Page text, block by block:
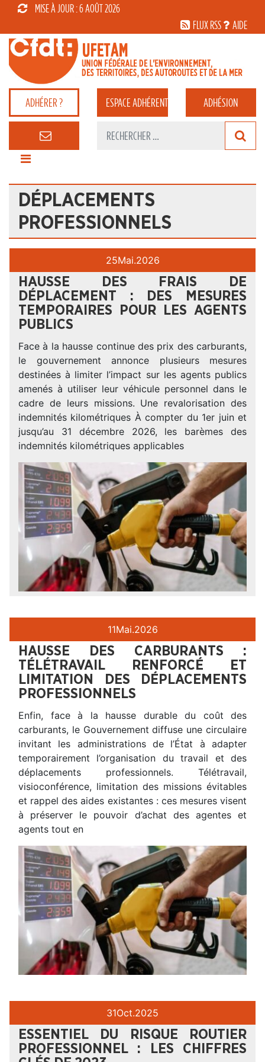
MISE À JOUR : 6 AOÛT 2026
FLUX RSS
AIDE
ADHÉRER ? ESPACEADHÉRENT ADHÉSION
DÉPLACEMENTS
PROFESSIONNELS
25Mai.2026
HAUSSE DES FRAIS DE
DÉPLACEMENT : DES MESURES
TEMPORAIRES POUR LES AGENTS
PUBLICS
Face à la hausse continue des prix des carburants,
le gouvernement annonce plusieurs mesures
destinées à limiter l’impact sur les agents publics
amenés à utiliser leur véhicule personnel dans le
cadre de leurs missions. Une revalorisation des
indemnités kilométriques À compter du 1er juin et
jusqu’au 31 décembre 2026, les barèmes des
indemnités kilométriques applicables
11Mai.2026
HAUSSE DES CARBURANTS :
TÉLÉTRAVAIL RENFORCÉ ET
LIMITATION DES DÉPLACEMENTS
PROFESSIONNELS
Enfin, face à la hausse durable du coût des
carburants, le Gouvernement diffuse une circulaire
invitant les administrations de l’État à adapter
temporairement l’organisation du travail et des
déplacements professionnels. Télétravail,
visioconférence, limitation des missions évitables
et rappel des aides existantes : ces mesures visent
à préserver le pouvoir d’achat des agentes et
agents tout en
31Oct.2025
ESSENTIEL DU RISQUE ROUTIER
PROFESSIONNEL : LES CHIFFRES